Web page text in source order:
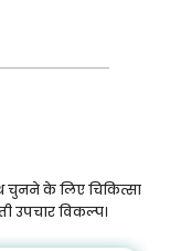
चुनने के लिए चिकित्सा
उपचार विकल्प।